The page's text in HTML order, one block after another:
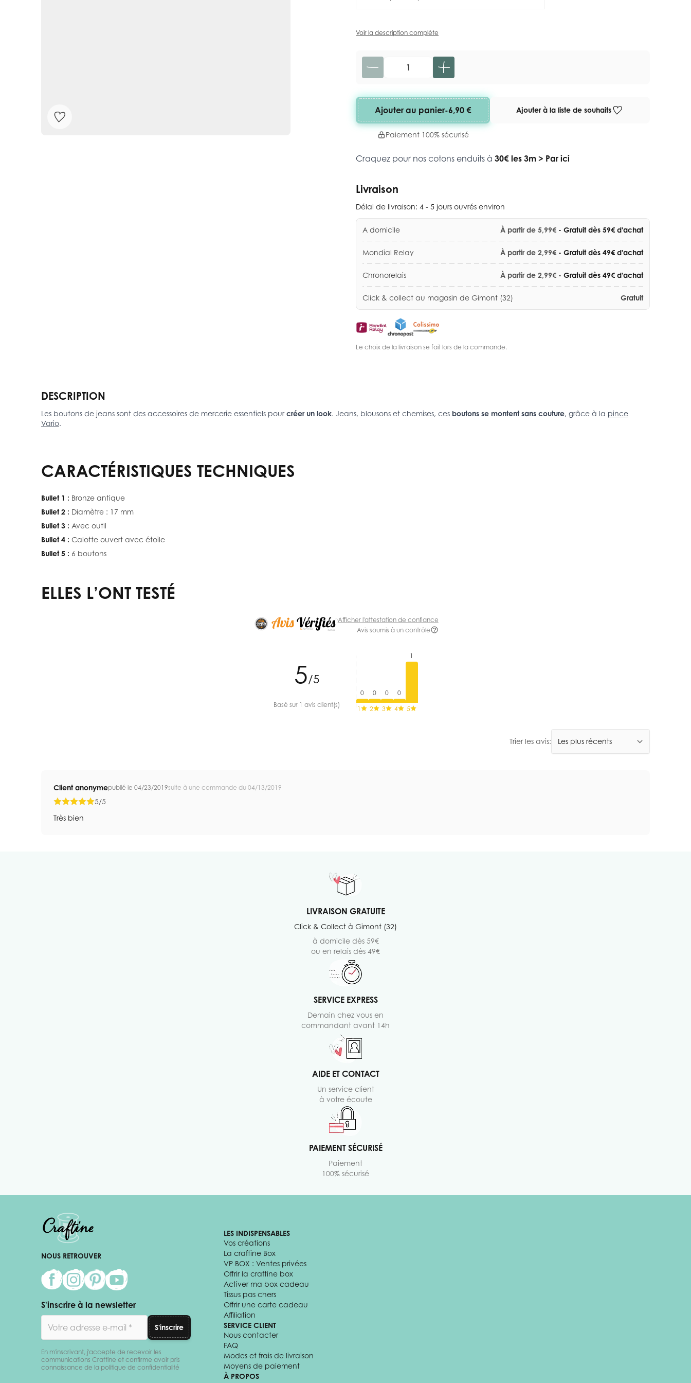
Voir la description complète
Quantité
Ajouter au panier-6,90 €
Paiement 100% sécurisé
Ajouter à la liste de souhaits
Craquez pour nos cotons enduits à 30€ les 3m > Par ici
Livraison
Délai de livraison: 4 - 5 jours ouvrés environ
A domicile À partir de 5,99€ - Gratuit dès 59€ d'achat
Mondial Relay À partir de 2,99€ - Gratuit dès 49€ d'achat
Chronorelais À partir de 2,99€ - Gratuit dès 49€ d'achat
Click & collect au magasin de Gimont (32) Gratuit
Le choix de la livraison se fait lors de la commande.
DESCRIPTION
Les boutons de jeans sont des accessoires de mercerie essentiels pourcréer un look. Jeans, blousons et chemises, ces boutons se montent sans couture, grâce à la pince
Vario.
CARACTÉRISTIQUES TECHNIQUES
Bullet 1 : Bronze antique
Bullet 2 : Diamètre : 17 mm
Bullet 3 : Avec outil
Bullet 4 : Calotte ouvert avec étoile
Bullet 5 : 6 boutons
ELLES L’ONT TESTÉ
Afficher l'attestation de confiance
Avis soumis à un contrôle
5/5
Basé sur 1 avis client(s)
0
1
0
2
0
3
0
4
1
5
Trier les avis:
Client anonymepublié le 04/23/2019suite à une commande du 04/13/2019
5/5
Très bien
LIVRAISON GRATUITE
Click & Collect à Gimont (32)
à domicile dès 59€
ou en relais dès 49€
SERVICE EXPRESS
Demain chez vous en
commandant avant 14h
AIDE ET CONTACT
Un service client
à votre écoute
PAIEMENT SÉCURISÉ
Paiement
100% sécurisé
NOUS RETROUVER
S'inscrire à la newsletter
S'inscrire
En m'inscrivant, j'accepte de recevoir les
communications Craftine et confirme avoir pris
connaissance de la politique de confidentialité
LES INDISPENSABLES
Vos créations
La craftine Box
VP BOX : Ventes privées
Offrir la craftine box
Activer ma box cadeau
Tissus pas chers
Offrir une carte cadeau
Affiliation
SERVICE CLIENT
Nous contacter
FAQ
Modes et frais de livraison
Moyens de paiement
À PROPOS